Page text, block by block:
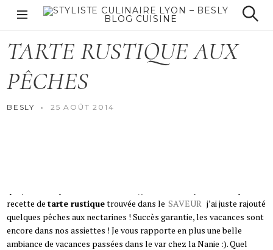
i
Styliste culinaire
Lyon – Besly Blog
cuisine
ÉTÉ
TARTE RUSTIQUEAUX
PÊCHES
BESLY 25 AOÛT 2014
recette de tarte rustiquetrouvée dans le SAVEUR j’ai juste rajouté
quelques pêches aux nectarines ! Succès garantie, les vacances sont
encore dans nos assiettes ! Je vous rapporte en plus une belle
ambiance de vacances passées dans le var chez la Nanie :). Quel